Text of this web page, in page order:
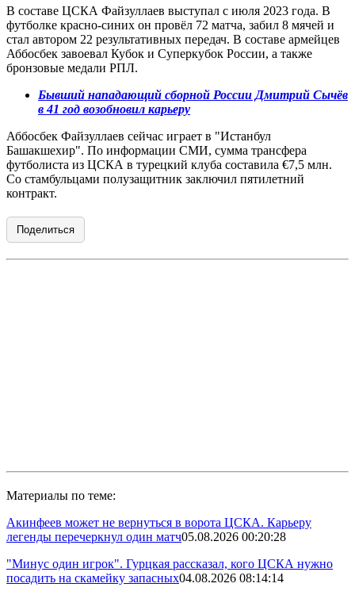
В составе ЦСКА Файзуллаев выступал с июля 2023 года. В
футболке красно-синих он провёл 72 матча, забил 8 мячей и
стал автором 22 результативных передач. В составе армейцев
Аббосбек завоевал Кубок и Суперкубок России, а также
бронзовые медали РПЛ.
Бывший нападающий сборной России Дмитрий Сычёв
в 41 год возобновил карьеру
Аббосбек Файзуллаев сейчас играет в "Истанбул
Башакшехир". По информации СМИ, сумма трансфера
футболиста из ЦСКА в турецкий клуба составила €7,5 млн.
Со стамбульцами полузащитник заключил пятилетний
контракт.
Поделиться
Материалы по теме:
Акинфеев может не вернуться в ворота ЦСКА. Карьеру
легенды перечеркнул один матч05.08.2026 00:20:28
"Минус один игрок". Гурцкая рассказал, кого ЦСКА нужно
посадить на скамейку запасных04.08.2026 08:14:14